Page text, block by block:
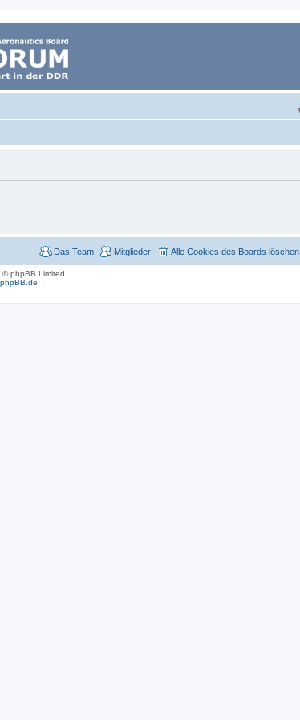
Alle Cookies des Boards löschen
Mitglieder
Das Team
© phpBB Limited
phpBB.de